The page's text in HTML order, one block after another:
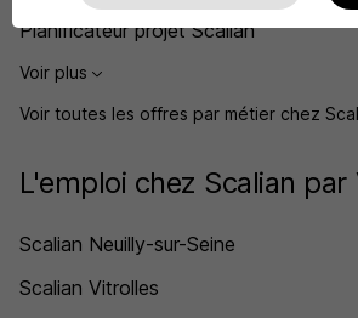
Planificateur projet Scalian
Voir plus
Voir toutes les offres par métier chez
L'emploi chez Scalian par
Scalian Neuilly-sur-Seine
Scalian Vitrolles